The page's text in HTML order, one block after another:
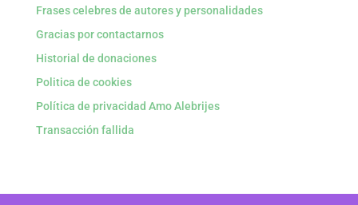
Frases celebres de autores y personalidades
Gracias por contactarnos
Historial de donaciones
Politica de cookies
Política de privacidad Amo Alebrijes
Transacción fallida